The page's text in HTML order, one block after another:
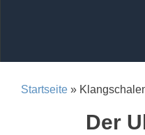
Startseite »
Der